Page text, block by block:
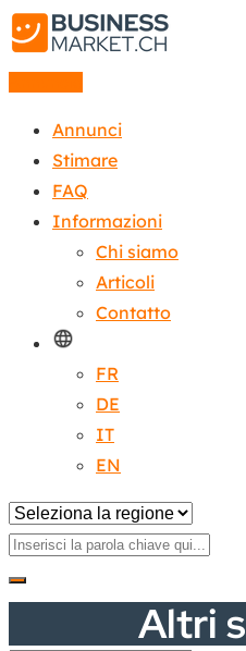
Annunci
Stimare
FAQ
Informazioni
Chi siamo
Articoli
Contatto
FR
DE
IT
EN
Altri